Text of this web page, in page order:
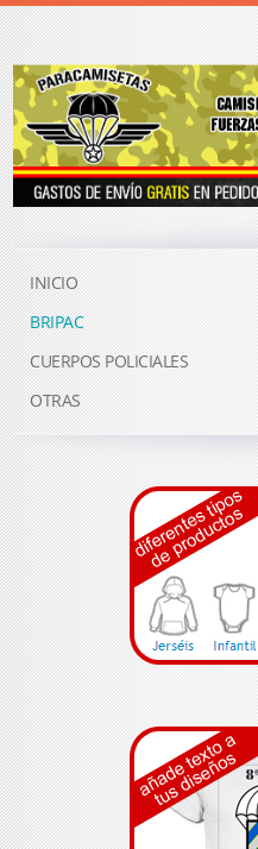
INICIO
BRIPAC
CUERPOS POLICIALES
OTRAS